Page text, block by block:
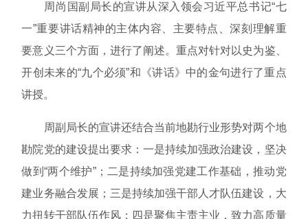
周尚国副局长的宣讲从深入领会习近平总书记“七
一”重要讲话精神的主体内容、主要特点、深刻理解重
要意义三个方面，进行了阐述。重点对针对以史为鉴、
开创未来的“九个必须”和《讲话》中的金句进行了重点
讲授。
周副局长的宣讲还结合当前地勘行业形势对两个地
勘院党的建设提出要求：一是持续加强政治建设，坚决
做到“两个维护”；二是持续加强党建工作基础，推动党
建业务融合发展；三是持续加强干部人才队伍建设，大
力扭转干部队伍作风；四是聚焦主责主业，致力高质量